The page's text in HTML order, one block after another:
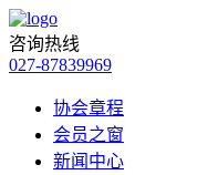
咨询热线
027-87839969
协会章程
会员之窗
新闻中心